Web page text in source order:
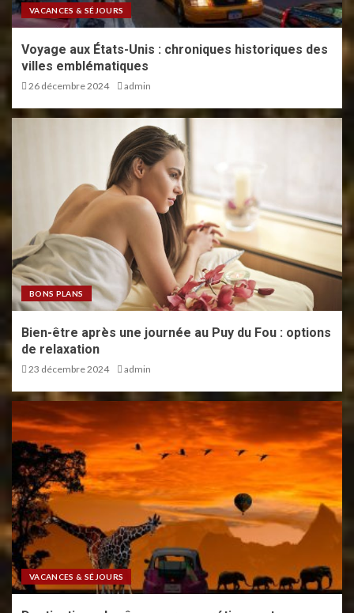
VACANCES & SÉJOURS
Voyage aux États-Unis : chroniques historiques des
villes emblématiques
26 décembre 2024 admin
BONS PLANS
Bien-être après une journée au Puy du Fou : options
de relaxation
23 décembre 2024 admin
VACANCES & SÉJOURS